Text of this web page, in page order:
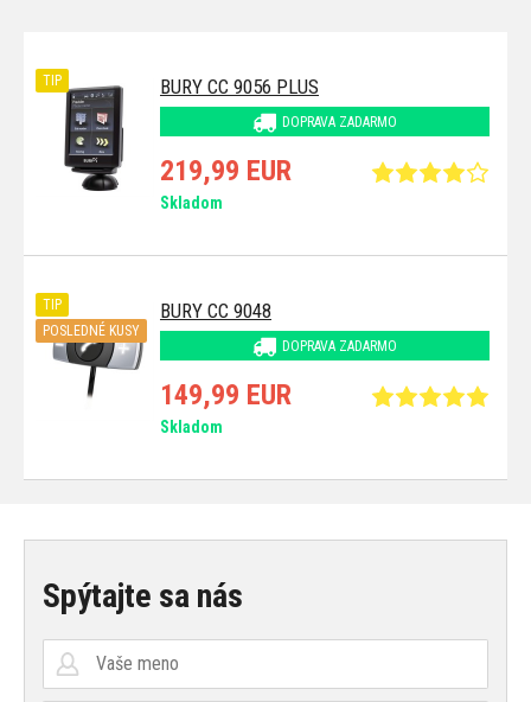
BURY CC 9056 PLUS
DOPRAVA ZADARMO
TIP
219,99 EUR
Skladom
BURY CC 9048
DOPRAVA ZADARMO
TIP
POSLEDNÉ KUSY
149,99 EUR
Skladom
Spýtajte sa nás